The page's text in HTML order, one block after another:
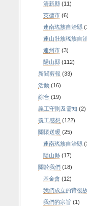
清新縣 (11)
英德市 (6)
連南瑤族自治縣
連山壯族瑤族自
連州市 (3)
陽山縣 (112)
新聞剪報 (33)
活動 (16)
綜合 (19)
義工守則及需知 (2)
義工感想 (122)
關懷送暖 (25)
連南瑤族自治縣
陽山縣 (17)
關於我們 (18)
基金會 (12)
我們成立的背後
我們的宗旨 (1)